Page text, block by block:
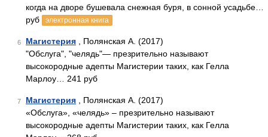
когда на дворе бушевала снежная буря, в сонной усадьбе…
руб
электронная книга
6 Магистерия , Полянская А. (2017)
"Обслуга", "челядь"— презрительно называют
высокородные адепты Магистерии таких, как Гелла
Марлоу… 241 руб
7 Магистерия , Полянская А. (2017)
«Обслуга», «челядь» – презрительно называют
высокородные адепты Магистерии таких, как Гелла